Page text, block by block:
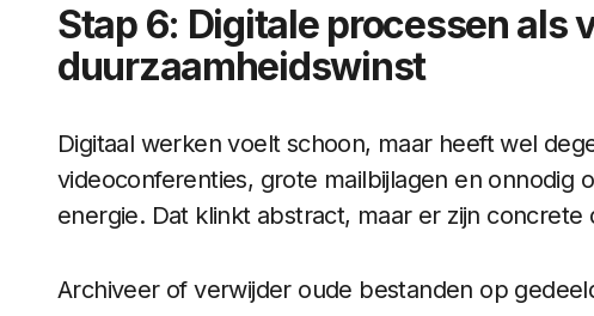
Stap 6: Digitale processen als
duurzaamheidswinst
Digitaal werken voelt schoon, maar heeft wel
videoconferenties, grote mailbijlagen en onnodig
energie. Dat klinkt abstract, maar er zijn concrete
Archiveer of verwijder oude bestanden op